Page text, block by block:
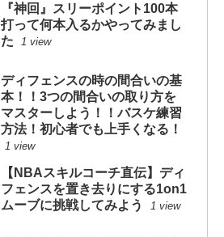
『神回』スリーポイント100本
打って何本入るかやってみまし
た
1 view
ディフェンスの時の間合いの基
本！！3つの間合いの取り方を
マスターしよう！！バスケ練習
方法！初心者でも上手くなる！
1 view
【NBAスキルコーチ直伝】ディ
フェンスを置き去りにする1on1
ムーブに挑戦してみよう
1 view